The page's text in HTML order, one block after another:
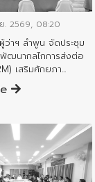
. 2569, 08:20
ลำพูน จัดประชุม
ฒนากลไกการส่งต่อ
เสริมศักยภา...